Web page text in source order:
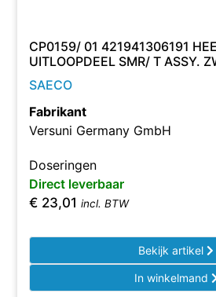
CP0159/ 01 421941306191
UITLOOPDEEL SMR/ T ASSY.
SAECO
Fabrikant
Versuni Germany GmbH
Doseringen
Direct leverbaar
€ 23,01 incl. BTW
Bekijk artikel
In winkelmand